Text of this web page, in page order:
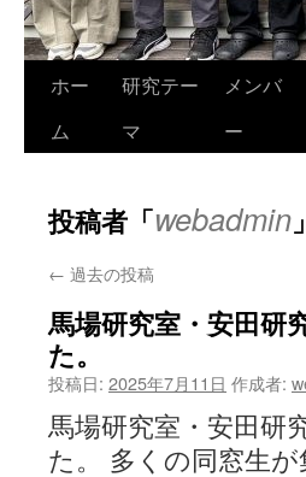
ホー
ム
研究テー
マ
メンバ
ー
投稿者「webadmin
← 過去の投稿
馬場研究室・安田研
た。
投稿日: 2025年7月11日 作成者:
馬場研究室・安田研
た。 多くの同窓生